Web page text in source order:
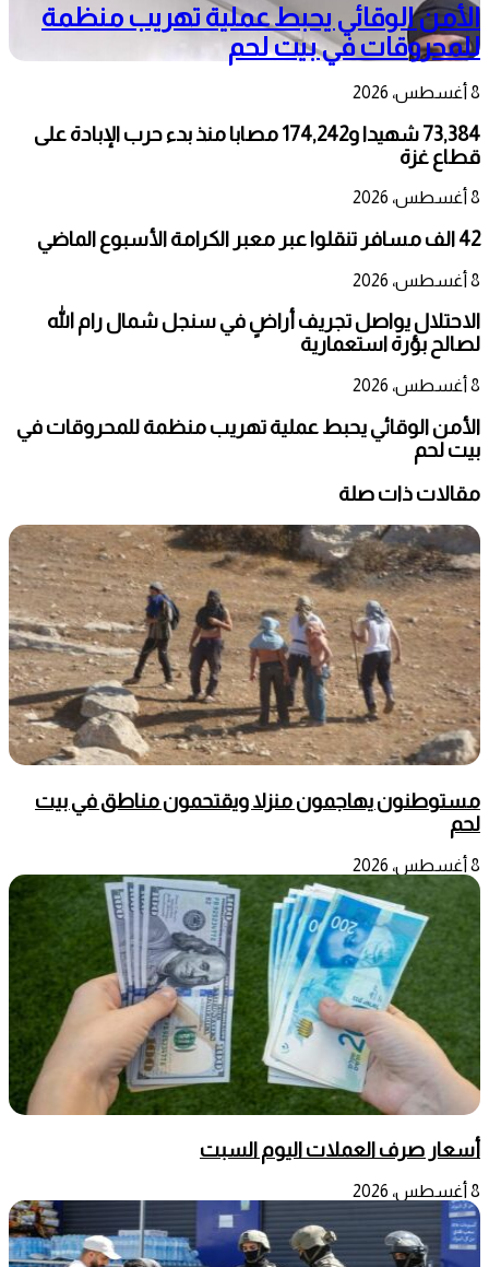
الأمن الوقائي يحبط عملية تهريب منظمة
للمحروقات في بيت لحم
8 أغسطس، 2026
73,384 شهيدا و174,242 مصابا منذ بدء حرب الإبادة على
قطاع غزة
8 أغسطس، 2026
42 الف مسافر تنقلوا عبر معبر الكرامة الأسبوع الماضي
8 أغسطس، 2026
الاحتلال يواصل تجريف أراضٍ في سنجل شمال رام الله
لصالح بؤرة استعمارية
8 أغسطس، 2026
الأمن الوقائي يحبط عملية تهريب منظمة للمحروقات في
بيت لحم
مقالات ذات صلة
مستوطنون يهاجمون منزلا ويقتحمون مناطق في بيت
لحم
8 أغسطس، 2026
أسعار صرف العملات اليوم السبت
8 أغسطس، 2026